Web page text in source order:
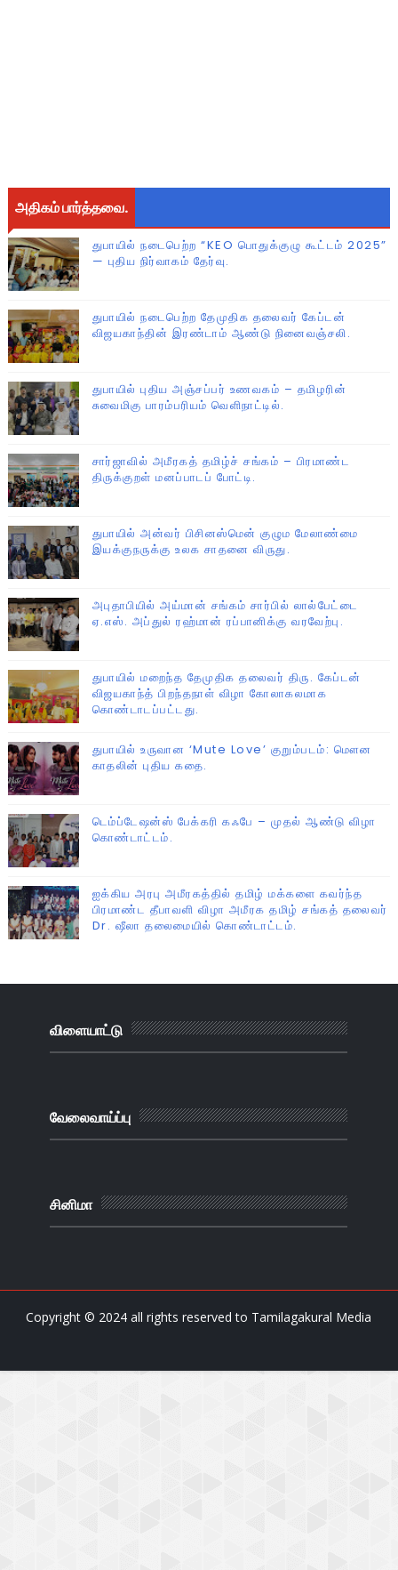
அதிகம் பார்த்தவை.
துபாயில் நடைபெற்ற “KEO பொதுக்குழு கூட்டம் 2025”
— புதிய நிர்வாகம் தேர்வு.
துபாயில் நடைபெற்ற தேமுதிக தலைவர் கேப்டன்
விஜயகாந்தின் இரண்டாம் ஆண்டு நினைவஞ்சலி.
துபாயில் புதிய அஞ்சப்பர் உணவகம் – தமிழரின்
சுவைமிகு பாரம்பரியம் வெளிநாட்டில்.
சார்ஜாவில் அமீரகத் தமிழ்ச் சங்கம் – பிரமாண்ட
திருக்குறள் மனப்பாடப் போட்டி.
துபாயில் அன்வர் பிசினஸ்மென் குழும மேலாண்மை
இயக்குநருக்கு உலக சாதனை விருது.
அபுதாபியில் அய்மான் சங்கம் சார்பில் லால்பேட்டை
ஏ.எஸ். அப்துல் ரஹ்மான் ரப்பானிக்கு வரவேற்பு.
துபாயில் மறைந்த தேமுதிக தலைவர் திரு. கேப்டன்
விஜயகாந்த் பிறந்தநாள் விழா கோலாகலமாக
கொண்டாடப்பட்டது.
துபாயில் உருவான ‘Mute Love’ குறும்படம்: மௌன
காதலின் புதிய கதை.
டெம்ப்டேஷன்ஸ் பேக்கரி கஃபே – முதல் ஆண்டு விழா
கொண்டாட்டம்.
ஐக்கிய அரபு அமீரகத்தில் தமிழ் மக்களை கவர்ந்த
பிரமாண்ட தீபாவளி விழா அமீரக தமிழ் சங்கத் தலைவர்
Dr. ஷீலா தலைமையில் கொண்டாட்டம்.
விளையாட்டு
வேலைவாய்ப்பு
சினிமா
Copyright © 2024 all rights reserved to Tamilagakural Media